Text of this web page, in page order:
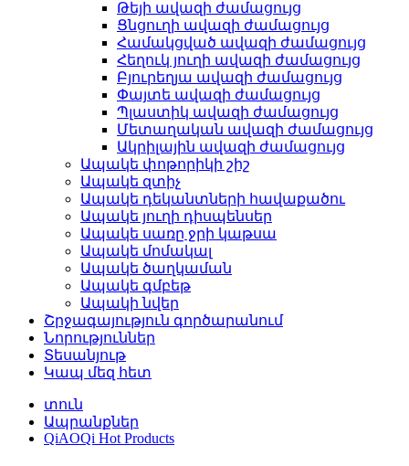
Թեյի ավազի ժամացույց
Ցնցուղի ավազի ժամացույց
Համակցված ավազի ժամացույց
Հեղուկ յուղի ավազի ժամացույց
Բյուրեղյա ավազի ժամացույց
Փայտե ավազի ժամացույց
Պլաստիկ ավազի ժամացույց
Մետաղական ավազի ժամացույց
Ակրիլային ավազի ժամացույց
Ապակե փոթորիկի շիշ
Ապակե զտիչ
Ապակե դեկանտների հավաքածու
Ապակե յուղի դիսպենսեր
Ապակե սառը ջրի կաթսա
Ապակե մոմակալ
Ապակե ծաղկաման
Ապակե գմբեթ
Ապակի նվեր
Շրջագայություն գործարանում
Նորություններ
Տեսանյութ
Կապ մեզ հետ
տուն
Ապրանքներ
QiAOQi Hot Products